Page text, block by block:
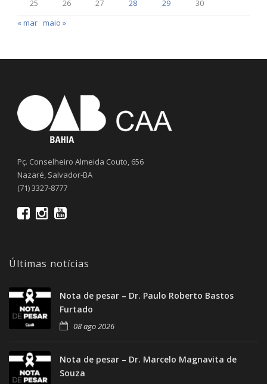
25 26 27 28 29
30
« mar maio »
Pç. Conselheiro Almeida Couto, 656
Nazaré, Salvador-BA
(71) 3327-8777
Últimas notícias
Nota de pesar – Dr. Paulo Roberto Bastos
Furtado
08 ago 2026
Nota de pesar – Dr. Marcelo Magnavita de
Souza